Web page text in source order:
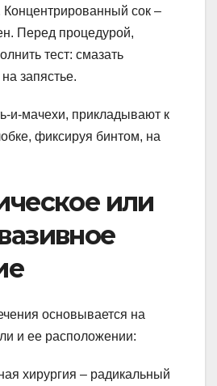
Концентрированный сок –
Перед процедурой,
тест: смазать
запястье.
и-мачехи, прикладывают к
фиксируя бинтом, на
или
основывается на
и ее расположении:
хирургия – радикальный